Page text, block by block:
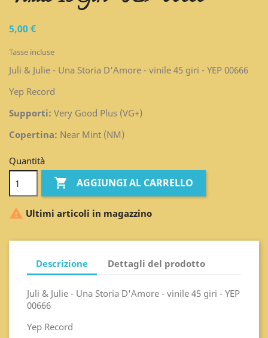
5,00 €
Tasse incluse
Juli & Julie - Una Storia D'Amore - vinile 45 giri - YEP 00666
Yep Record
Supporti: Very Good Plus (VG+)
Copertina: Near Mint (NM)
Quantità
 AGGIUNGI AL CARRELLO
 Ultimi articoli in magazzino
Descrizione Dettagli del prodotto
Juli & Julie - Una Storia D'Amore - vinile 45 giri - YEP
00666
Yep Record